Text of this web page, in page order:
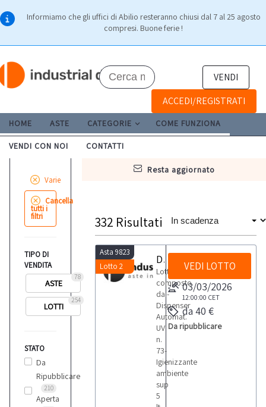
Informiamo che gli uffici di Abilio resteranno chiusi dal 7 al 25 agosto
compresi. Buone ferie !
VENDI
ACCEDI/REGISTRATI
HOME ASTE CATEGORIE COME FUNZIONA
VENDI CON NOI CONTATTI
resta aggiornato
Varie
Cancella
tutti i
filtri
TIPO DI
VENDITA
78
ASTE
254
LOTTI
STATO
Da
Ripubblicare
210
Aperta
332 Risultati
Asta 9823
Lotto 2
Dispenser e igienizzanti
Lotto
composto
da:-
Dispenser
Automat.
UV
n.
73-
Igienizzante
ambiente
sup
5
VEDI LOTTO
03/03/2026
12:00:00 CET
da 40 €
Da ripubblicare